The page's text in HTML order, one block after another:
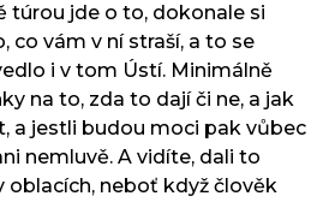
túrou jde o to, dokonale si
co vám v ní straší, a to se
i v tom Ústí. Minimálně
na to, zda to dají či ne, a jak
a jestli budou moci pak vůbec
nemluvě. A vidíte, dali to
oblacích, neboť když člověk